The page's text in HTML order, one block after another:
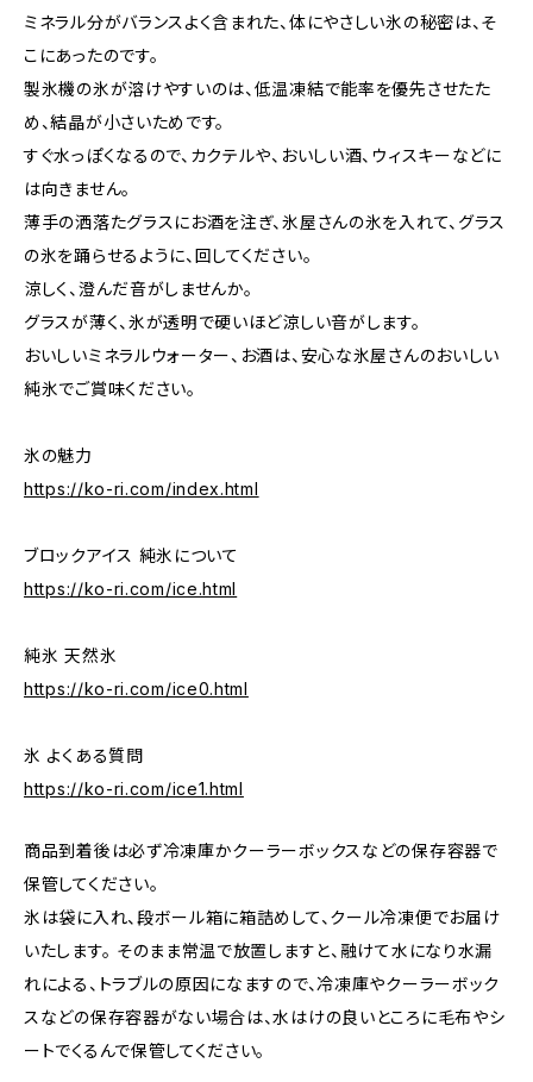
ミネラル分がバランスよく含まれた、体にやさしい氷の秘密は、そ
こにあったのです。
製氷機の氷が溶けやすいのは、低温凍結で能率を優先させたた
め、結晶が小さいためです。
すぐ水っぽくなるので、カクテルや、おいしい酒、ウィスキーなどに
は向きません。
薄手の洒落たグラスにお酒を注ぎ、氷屋さんの氷を入れて、グラス
の氷を踊らせるように、回してください。
涼しく、澄んだ音がしませんか。
グラスが薄く、氷が透明で硬いほど涼しい音がします。
おいしいミネラルウォーター、お酒は、安心な氷屋さんのおいしい
純氷でご賞味ください。
氷の魅力
https://ko-ri.com/index.html
ブロックアイス 純氷について
https://ko-ri.com/ice.html
純氷 天然氷
https://ko-ri.com/ice0.html
氷 よくある質問
https://ko-ri.com/ice1.html
商品到着後は必ず冷凍庫かクーラーボックスなどの保存容器で
保管してください。
氷は袋に入れ、段ボール箱に箱詰めして、クール冷凍便でお届け
いたします。 そのまま常温で放置しますと、融けて水になり水漏
れによる、トラブルの原因になますので、冷凍庫やクーラーボック
スなどの保存容器がない場合は、水はけの良いところに毛布やシ
ートでくるんで保管してください。